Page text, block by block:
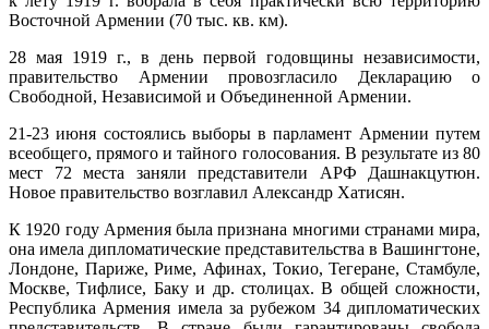
Восточной Армении (70 тыс. кв. км).
28 мая 1919 г., в день первой годовщины независимости,
правительство Армении провозгласило Декларацию о
Свободной, Независимой и Объединенной Армении.
21-23 июня состоялись выборы в парламент Армении путем
всеобщего, прямого и тайного голосования. В результате из 80
мест 72 места заняли представители АРФ Дашнакцутюн.
Новое правительство возглавил Александр Хатисян.
К 1920 году Армения была признана многими странами мира,
она имела дипломатические представительства в Вашингтоне,
Лондоне, Париже, Риме, Афинах, Токио, Тегеране, Стамбуле,
Москве, Тифлисе, Баку и др. столицах. В общей сложности,
Республика Армения имела за рубежом 34 дипломатических